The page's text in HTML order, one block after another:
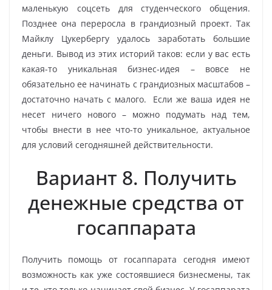
маленькую соцсеть для студенческого общения.
Позднее она переросла в грандиозный проект. Так
Майклу Цукербергу удалось заработать большие
деньги. Вывод из этих историй таков: если у вас есть
какая-то уникальная бизнес-идея – вовсе не
обязательно ее начинать с грандиозных масштабов –
достаточно начать с малого. Если же ваша идея не
несет ничего нового – можно подумать над тем,
чтобы внести в нее что-то уникальное, актуальное
для условий сегодняшней действительности.
Вариант 8. Получить
денежные средства от
госаппарата
Получить помощь от госаппарата сегодня имеют
возможность как уже состоявшиеся бизнесмены, так